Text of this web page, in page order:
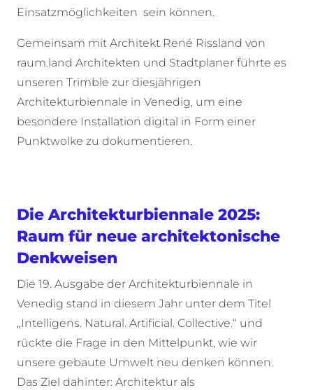
Einsatzmöglichkeiten sein können.
Gemeinsam mit Architekt René Rissland von
raum.land Architekten und Stadtplaner führte es
unseren Trimble zur diesjährigen
Architekturbiennale in Venedig, um eine
besondere Installation digital in Form einer
Punktwolke zu dokumentieren.
Die Architekturbiennale 2025:
Raum für neue architektonische
Denkweisen
Die 19. Ausgabe der Architekturbiennale in
Venedig stand in diesem Jahr unter dem Titel
„Intelligens. Natural. Artificial. Collective.“ und
rückte die Frage in den Mittelpunkt, wie wir
unsere gebaute Umwelt neu denken können.
Das Ziel dahinter: Architektur als